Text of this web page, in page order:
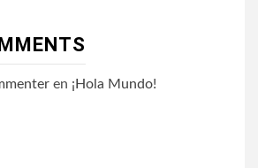
en ¡Hola Mundo!